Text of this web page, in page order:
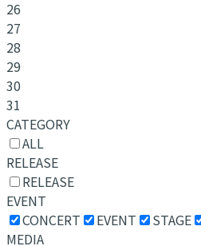
26
27
28
29
30
31
CATEGORY
ALL
RELEASE
RELEASE
EVENT
CONCERT
EVENT STAGE
MEDIA